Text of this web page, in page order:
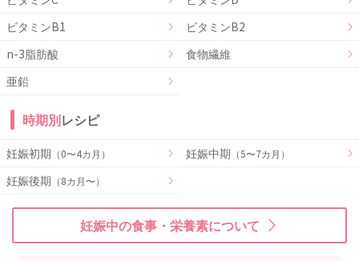
ビタミンB1
ビタミンB2
n-3脂肪酸
食物繊維
亜鉛
時期別レシピ
妊娠初期 （0〜4カ月） 妊娠中期 （5〜7カ月）
妊娠後期 （8カ月〜）
妊娠中の食事・栄養素について